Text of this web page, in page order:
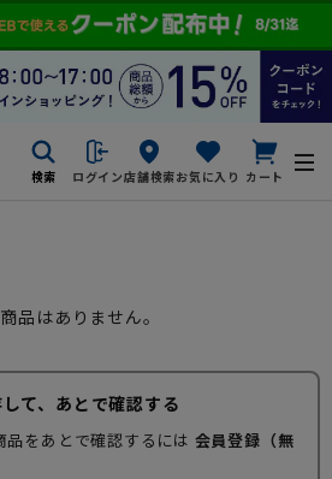
検索 ログイン店舗検索お気に入り カート
品はありません。
て、あとで確認する
をあとで確認するには 会員登録（無